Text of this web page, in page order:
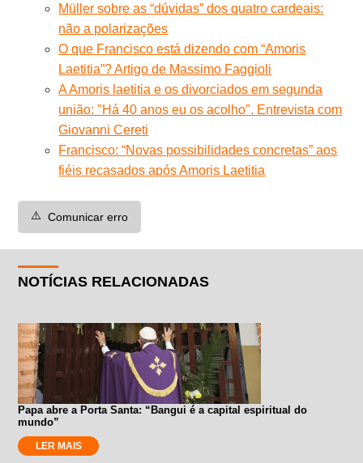
Müller sobre as “dúvidas” dos quatro cardeais:
não a polarizações
O que Francisco está dizendo com “Amoris
Laetitia”? Artigo de Massimo Faggioli
A Amoris laetitia e os divorciados em segunda
união: "Há 40 anos eu os acolho". Entrevista com
Giovanni Cereti
Francisco: “Novas possibilidades concretas” aos
fiéis recasados após Amoris Laetitia
⚠️ Comunicar erro
NOTÍCIAS RELACIONADAS
Papa abre a Porta Santa: “Bangui é a capital espiritual do
mundo”
LER MAIS